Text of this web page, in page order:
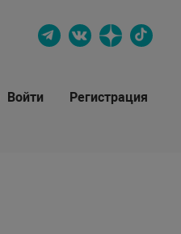
Войти Регистрация